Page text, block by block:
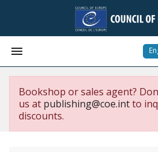

Bookshop or sales agent?
us at publishing@coe.intto
discounts.